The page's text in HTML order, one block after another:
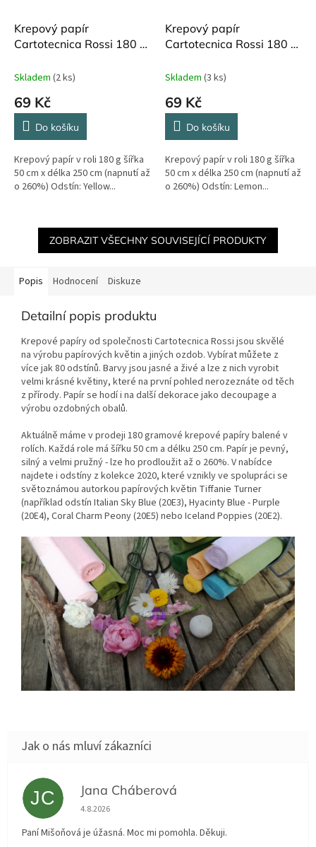
Krepový papír
Cartotecnica Rossi 180 g
579
Skladem (2 ks)
69 Kč
Do košíku
Krepový papír v roli 180 g šířka
50 cm x délka 250 cm (napnutí až
o 260%) Odstín: Yellow...
Krepový papír
Cartotecnica Rossi 180 g
575
Skladem (3 ks)
69 Kč
Do košíku
Krepový papír v roli 180 g šířka
50 cm x délka 250 cm (napnutí až
o 260%) Odstín: Lemon...
ZOBRAZIT VŠECHNY SOUVISEJÍCÍ PRODUKTY
Popis Hodnocení Diskuze
Detailní popis produktu
Krepové papíry od společnosti Cartotecnica Rossi jsou skvělé
na výrobu papírových květin a jiných ozdob. Vybírat můžete z
více jak 80 odstínů. Barvy jsou jasné a živé a lze z nich vyrobit
velmi krásné květiny, které na první pohled nerozeznáte od těch
z přírody. Papír se hodí i na další dekorace jako decoupage a
výrobu ozdobných obalů.
Aktuálně máme v prodeji 180 gramové krepové papíry balené v
rolích. Každá role má šířku 50 cm a délku 250 cm. Papír je pevný,
silný a velmi pružný - lze ho prodloužit až o 260%. V nabídce
najdete i odstíny z kolekce 2020, které vznikly ve spolupráci se
světoznámou autorkou papírových květin Tiffanie Turner
(například odstín Italian Sky Blue (20E3), Hyacinty Blue - Purple
(20E4), Coral Charm Peony (20E5) nebo Iceland Poppies (20E2).
JC Jana Cháberová
Hodnocení obchodu je 5 z 5 hvězdiček.
4.8.2026
Paní Mišoňová je úžasná. Moc mi pomohla. Děkuji.